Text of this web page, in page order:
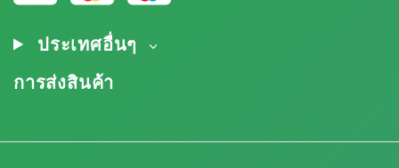
ประเทศอื่นๆ
การส่งสินค้า